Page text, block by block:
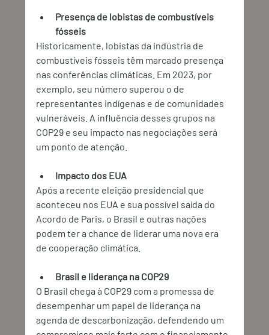
Presença de lobistas de combustíveis
fósseis
Historicamente, lobistas da indústria de
combustíveis fósseis têm marcado presença
nas conferências climáticas. Em 2023, por
exemplo, seu número superou o de
representantes indígenas e de comunidades
vulneráveis. A influência desses grupos na
COP29 e seu impacto nas negociações será
um ponto de atenção.
Impacto dos EUA
Após a recente eleição presidencial que
aconteceu nos EUA e sua possível saída do
Acordo de Paris, o Brasil e outras nações
podem ter a chance de liderar uma nova era
de cooperação climática.
Brasil e liderança na COP29
O Brasil chega à COP29 com a promessa de
desempenhar um papel de liderança na
agenda de descarbonização, defendendo um